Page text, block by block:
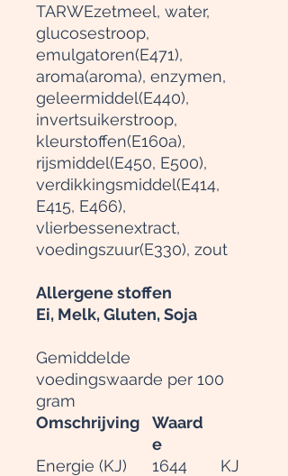
TARWEzetmeel, water,
glucosestroop,
emulgatoren(E471),
aroma(aroma), enzymen,
geleermiddel(E440),
invertsuikerstroop,
kleurstoffen(E160a),
rijsmiddel(E450, E500),
verdikkingsmiddel(E414,
E415, E466),
vlierbessenextract,
voedingszuur(E330), zout
Allergene stoffen
Ei, Melk, Gluten, Soja
Gemiddelde
voedingswaarde per 100
gram
Omschrijving
Waard
e
Energie (KJ)
1644
KJ